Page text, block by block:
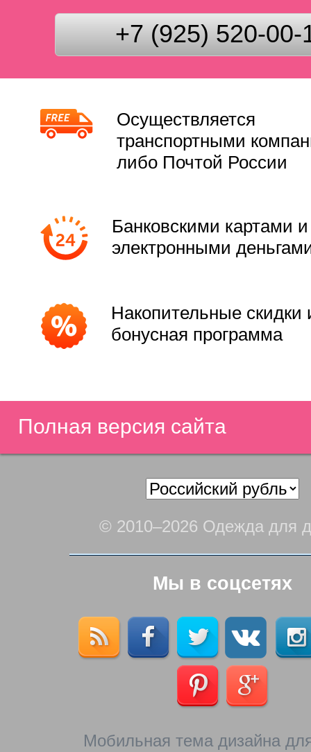
+7 (925) 520-00-
Осуществляется
транспортными
либо Почтой России
Банковскими картами и
электронными
Накопительные скидки
бонусная программа
Полная версия сайта
© 2010–2026 Одежда для
Мы в соцсетях
Мобильная тема дизайна